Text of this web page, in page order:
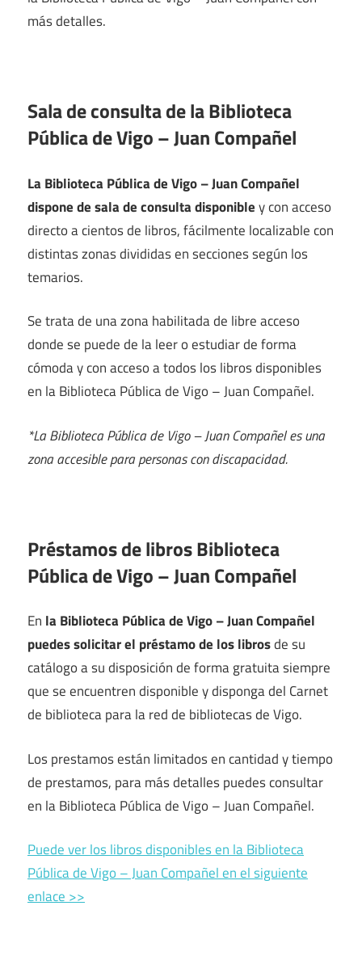
más detalles.
Sala de consulta de la Biblioteca
Pública de Vigo – Juan Compañel
La Biblioteca Pública de Vigo – Juan Compañel
dispone de sala de consulta disponibley con acceso
directo a cientos de libros, fácilmente localizable con
distintas zonas divididas en secciones según los
temarios.
Se trata de una zona habilitada de libre acceso
donde se puede de la leer o estudiar de forma
cómoda y con acceso a todos los libros disponibles
en la Biblioteca Pública de Vigo – Juan Compañel.
*La Biblioteca Pública de Vigo – Juan Compañel es una
zona accesible para personas con discapacidad.
Préstamos de libros Biblioteca
Pública de Vigo – Juan Compañel
En la Biblioteca Pública de Vigo – Juan Compañel
puedes solicitar el préstamo de los librosde su
catálogo a su disposición de forma gratuita siempre
que se encuentren disponible y disponga del Carnet
de biblioteca para la red de bibliotecas de Vigo.
Los prestamos están limitados en cantidad y tiempo
de prestamos, para más detalles puedes consultar
en la Biblioteca Pública de Vigo – Juan Compañel.
Puede ver los libros disponibles en la Biblioteca
Pública de Vigo – Juan Compañel en el siguiente
enlace >>